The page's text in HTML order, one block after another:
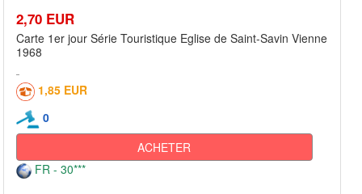
2,70 EUR
Carte 1er jour Série Touristique Eglise de Saint-Savin Vienne
1968
1,85 EUR
0
ACHETER
FR - 30***